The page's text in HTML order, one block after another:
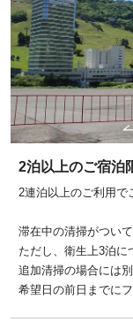
2泊以上のご宿泊
2連泊以上のご利用で
滞在中の清掃がつい
ただし、衛生上3泊に
追加清掃の場合には
希望日の前日までに